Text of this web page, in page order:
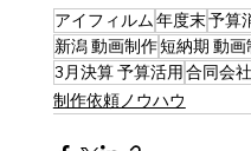
アイフィルム年度末予算
新潟 動画制作短納期 動画
3月決算 予算活用 合同会
制作依頼ノウハウ